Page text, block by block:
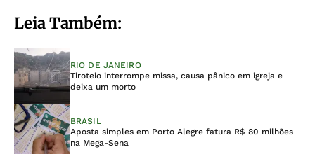
Leia Também:
RIO DE JANEIRO
Tiroteio interrompe missa, causa pânico em igreja e
deixa um morto
BRASIL
Aposta simples em Porto Alegre fatura R$ 80 milhões
na Mega-Sena